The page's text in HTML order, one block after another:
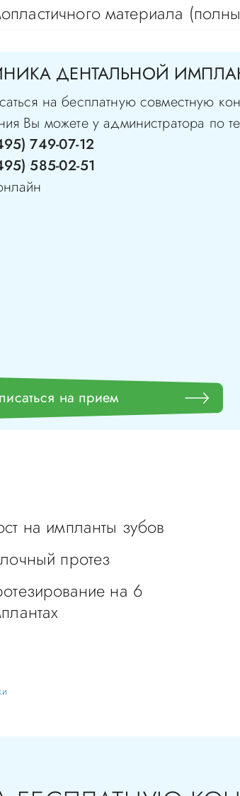
материала
ДЕНТАЛЬНОЙ
на бесплатную совместную
Вы можете у администратора по
749-07-12
585-02-51
на прием
на импланты зубов
протез
на 6